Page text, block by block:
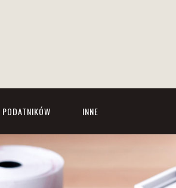
INNE